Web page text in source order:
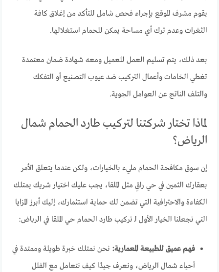
يقوم مشرف الموقع بإجراء فحص شامل للتأكد من إغلاق كافة
الثغرات وعدم ترك أي مساحة يمكن للحمام استغلالها.
بعد ذلك، يتم تسليم العمل للعميل ومعه شهادة ضمان معتمدة
تغطي الخامات وأعمال التركيب ضد عيوب التصنيع أو التفكك
والتلف الناتج عن العوامل الجوية.
لماذا تختار شركتنا لتركيب طارد الحمام شمال
الرياض؟
إن سوق مكافحة الحمام مليء بالخيارات، ولكن عندما يتعلق الأمر
بعقارك الثمين في حي راقٍ مثل الملقا، يجب عليك اختيار شريك يمتلك
الكفاءة والاحترافية التي تضمن لك حماية استثمارك، إليك أبرز المزايا
التي تجعلنا الخيار الأول لـ تركيب طارد الحمام حي الملقا في الرياض:
فهم عميق للطبيعة المعمارية: نحن نمتلك خبرة طويلة وممتدة في
أحياء شمال الرياض، ونعرف جيدًا كيف نتعامل مع الفلل